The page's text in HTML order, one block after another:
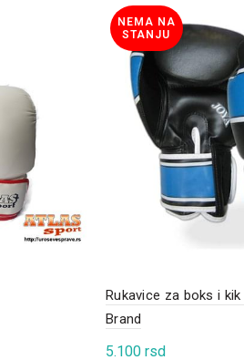
NEMA NA
STANJU
Rukavice za boks i
Brand
5.100 rsd